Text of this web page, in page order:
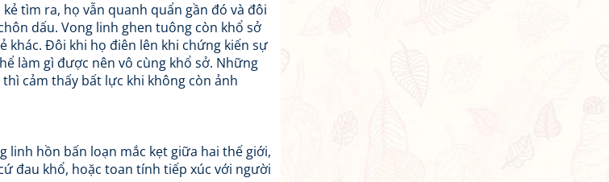
tìm ra, họ vẫn quanh quẩn gần đó và đôi
dấu. Vong linh ghen tuông còn khổ sở
khác. Đôi khi họ điên lên khi chứng kiến sự
làm gì được nên vô cùng khổ sở. Những
cảm thấy bất lực khi không còn ảnh
linh hồn bấn loạn mắc kẹt giữa hai thế giới,
đau khổ, hoặc toan tính tiếp xúc với người